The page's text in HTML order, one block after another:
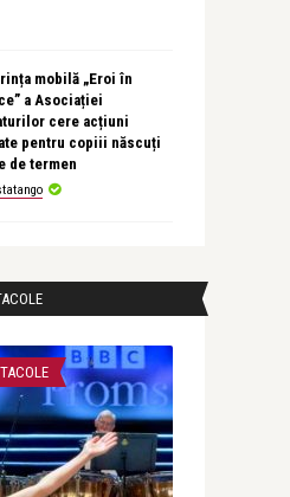
mobilă „Eroi în
a Asociației
cere acțiuni
pentru copiii născuți
de termen